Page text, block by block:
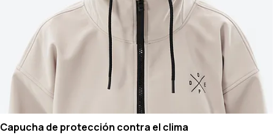
Capucha de protección contra el clima